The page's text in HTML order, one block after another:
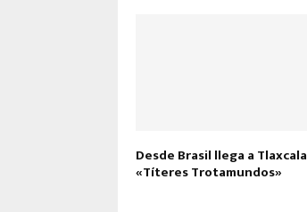
Desde Brasil llega a Tlaxcala
«Títeres Trotamundos»